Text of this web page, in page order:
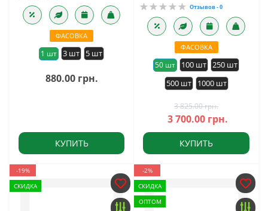
ФАСОВКА
1 шт 3 шт 5 шт
880.00 грн.
КУПИТЬ
Отзывов - 0
ФАСОВКА
50 шт 100 шт 250 шт
500 шт
1000 шт
3 825.00 грн.
3 700.00 грн.
КУПИТЬ
-19%
СКИДКА
-2%
СКИДКА
ОПТОМ